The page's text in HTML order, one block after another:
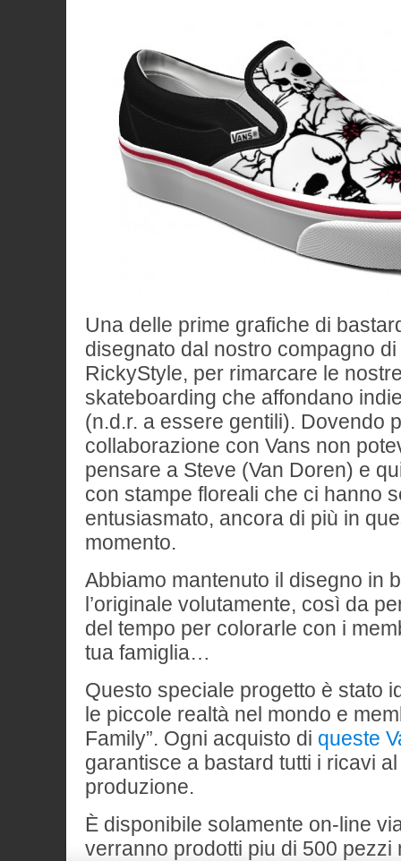
Una delle prime grafiche di
disegnato dal nostro compagno
RickyStyle, per rimarcare le
skateboarding che affondano
(n.d.r. a essere gentili). Dovendo
collaborazione con Vans non
pensare a Steve (Van Doren) e
con stampe floreali che ci hanno
entusiasmato, ancora di più in
momento.
Abbiamo mantenuto il disegno in
l’originale volutamente, così da
del tempo per colorarle con i
tua famiglia…
Questo speciale progetto è stato
le piccole realtà nel mondo e
Family”. Ogni acquisto di queste
garantisce a bastard tutti i ricavi
produzione.
È disponibile solamente on-line
verranno prodotti piu di 500 pezzi